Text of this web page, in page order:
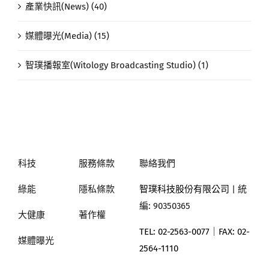
產業快訊(News) (40)
媒體曝光(Media) (15)
智璞播報室(Witology Broadcasting Studio) (1)
科技
綠能
大健康
媒體曝光
服務條款
隱私條款
著作權
聯絡我們
智璞科技股份有限公司 | 統
編: 90350365
TEL: 02-2563-0077｜ FAX: 02-
2564-1110